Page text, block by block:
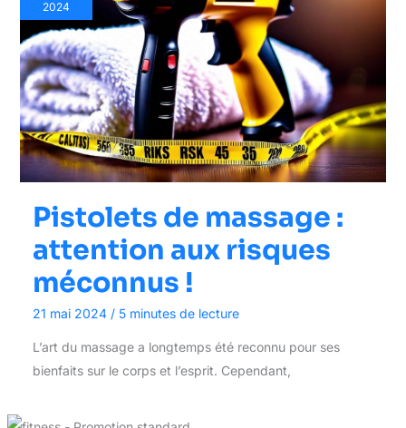
2024
Pistolets de massage :
attention aux risques
méconnus !
21 mai 2024 / 5 minutes de lecture
L’art du massage a longtemps été reconnu pour ses
bienfaits sur le corps et l’esprit. Cependant,